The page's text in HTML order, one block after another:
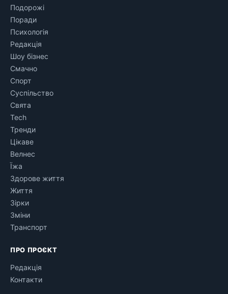
Подорожі
Поради
Психологія
Редакція
Шоу бізнес
Смачно
Спорт
Суспільство
Свята
Tech
Тренди
Цікаве
Велнес
Їжа
Здорове життя
Життя
Зірки
Зміни
Транспорт
ПРО ПРОЄКТ
Редакція
Контакти